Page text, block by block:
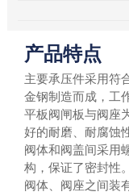
产品特点
主要承压件采用符
金钢制造而成，工
平板阀闸板与阀座
好的耐磨、耐腐蚀
阀体和阀盖间采用
构，保证了密封性。
阀体、阀座之间装